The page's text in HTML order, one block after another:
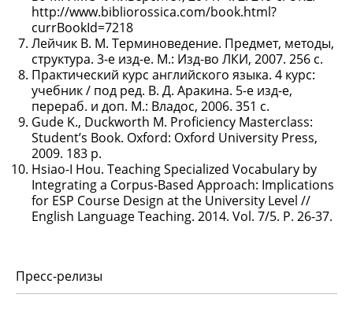
http://www.bibliorossica.com/book.html?
currBookId=7218
Лейчик В. М. Терминоведение. Предмет, методы,
структура. 3-е изд-е. М.: Изд-во ЛКИ, 2007. 256 с.
Практический курс английского языка. 4 курс:
учебник / под ред. В. Д. Аракина. 5-е изд-е,
перераб. и доп. М.: Владос, 2006. 351 с.
Gude K., Duckworth M. Proficiency Masterclass:
Student’s Book. Oxford: Oxford University Press,
2009. 183 p.
Hsiao-I Hou. Teaching Specialized Vocabulary by
Integrating a Corpus-Based Approach: Implications
for ESP Course Design at the University Level //
English Language Teaching. 2014. Vol. 7/5. P. 26-37.
Пресс-релизы